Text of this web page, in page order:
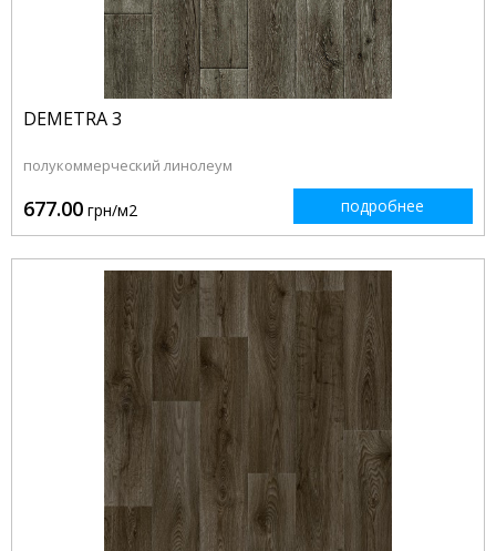
DEMETRA 3
полукоммерческий линолеум
677.00 грн/м2 подробнее